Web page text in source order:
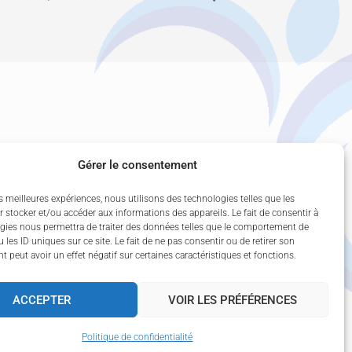
Gérer le consentement
meilleures expériences, nous utilisons des technologies telles que les
stocker et/ou accéder aux informations des appareils. Le fait de consentir à
nous permettra de traiter des données telles que le comportement de
les ID uniques sur ce site. Le fait de ne pas consentir ou de retirer son
peut avoir un effet négatif sur certaines caractéristiques et fonctions.
ACCEPTER VOIR LES PRÉFÉRENCES
Politique de confidentialité